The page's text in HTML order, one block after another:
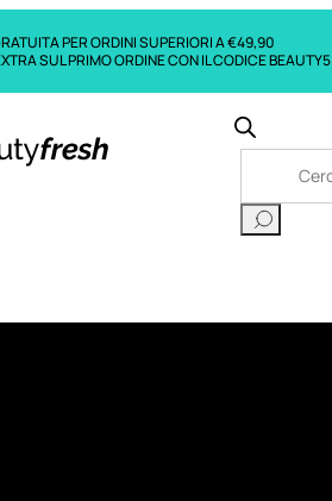
PER ORDINI SUPERIORI A €49,90
SUL PRIMO ORDINE CON IL CODICE BEAUTY5